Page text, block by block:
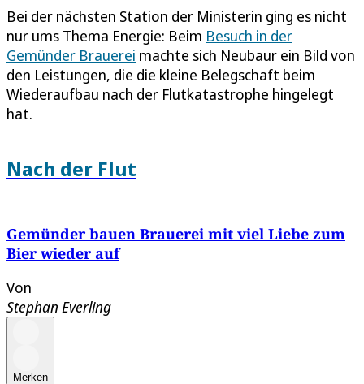
Bei der nächsten Station der Ministerin ging es nicht
nur ums Thema Energie: Beim Besuch in der
Gemünder Brauerei machte sich Neubaur ein Bild von
den Leistungen, die die kleine Belegschaft beim
Wiederaufbau nach der Flutkatastrophe hingelegt
hat.
Nach der Flut
Gemünder bauen Brauerei mit viel Liebe zum
Bier wieder auf
Von
Stephan Everling
Merken